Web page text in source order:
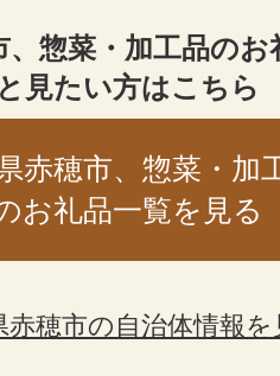
、惣菜・加工品の
と見たい方はこちら
赤穂市、惣菜・加
お礼品一覧を見る
赤穂市の自治体情報を